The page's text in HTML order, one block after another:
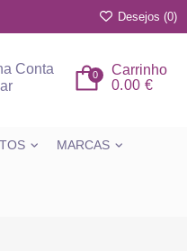
Desejos (0)
Conta
Carrinho
0
0.00 €
MARCAS